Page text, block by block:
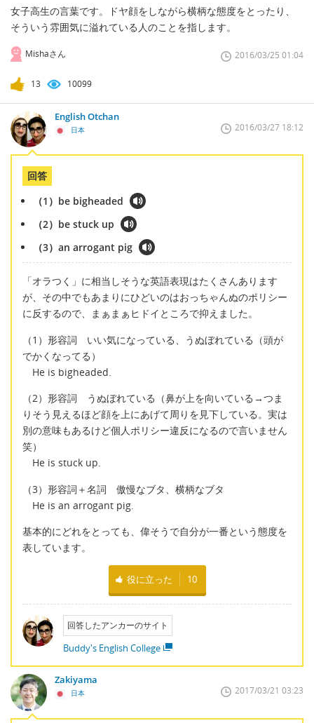
女子高生の言葉です。ドヤ顔をしながら横柄な態度をとったり、
そういう雰囲気に溢れている人のことを指します。
Mishaさん 2016/03/25 01:04
13 10099
English Otchan
日本 2016/03/27 18:12
回答
（1）be bigheaded
（2）be stuck up
（3）an arrogant pig
「オラつく」に相当しそうな英語表現はたくさんあります
が、その中でもあまりにひどいのはおっちゃんぬのポリシー
に反するので、まぁまぁヒドイところで抑えました。
（1）形容詞 いい気になっている、うぬぼれている（頭が
でかくなってる）
He is bigheaded.
（2）形容詞 うぬぼれている（鼻が上を向いている→つま
りそう見えるほど顔を上にあげて周りを見下している。実は
別の意味もあるけど個人ポリシー違反になるので言いません
笑）
He is stuck up.
（3）形容詞＋名詞 傲慢なブタ、横柄なブタ
He is an arrogant pig.
基本的にどれをとっても、偉そうで自分が一番という態度を
表しています。
役に立った 10
回答したアンカーのサイト
Buddy's English College
Zakiyama
日本 2017/03/21 03:23